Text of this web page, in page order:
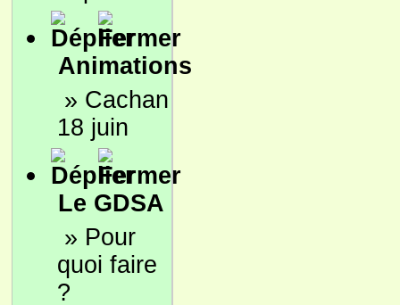
Animations
» Cachan
18 juin
Le GDSA
» Pour
quoi faire
?